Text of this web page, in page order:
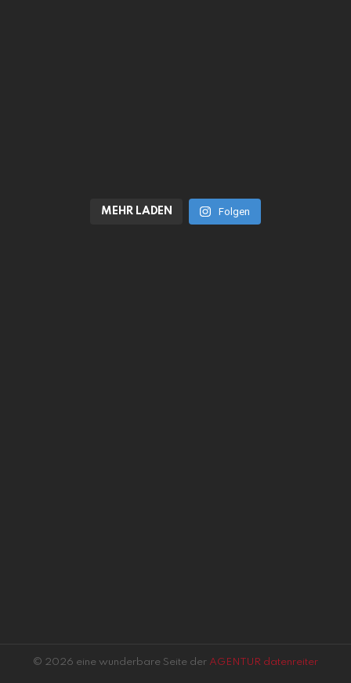
MEHR LADEN Folgen
© 2026 eine wunderbare Seite der AGENTUR datenreiter